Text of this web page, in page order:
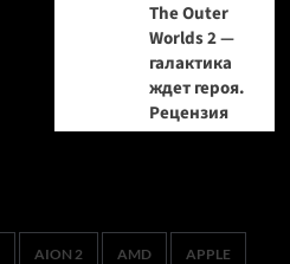
The Outer
Worlds 2 —
галактика
ждет героя.
Рецензия
AION 2 AMD APPLE